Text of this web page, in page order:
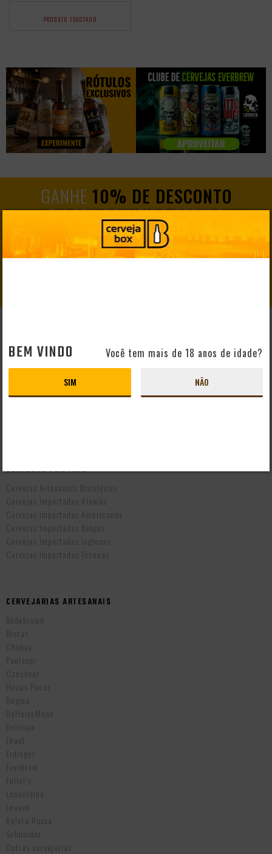
PRODUTO ESGOTADO
GANHE 10% DE DESCONTO
EM SEU PRIMEIRO PEDIDO
Perguntas Frequentes
Mapa do Site
Formas de Pagamento
Taxas de Entrega
CERVEJAS POR PAÍS
Cervejas Artesanais Brasileiras
Cervejas Importadas Alemãs
Cervejas Importadas Americanas
Cervejas Importadas Belgas
Cervejas Importadas Inglesas
Cervejas Importadas Tchecas
CERVEJARIAS ARTESANAIS
Bodebrown
Brotas
Chimay
Paulaner
Czechvar
Hocus Pocus
Dogma
DeHalveMaan
Delirium
Ekaut
Erdinger
Everbrew
Fuller’s
Leopoldina
Leuven
Roleta Russa
Schneider
Outras cervejarias
BEM VINDO Você tem mais de 18 anos de idade?
SIM NÃO